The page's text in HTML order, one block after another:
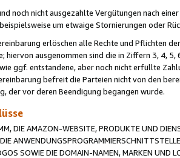
noch nicht ausgezahlte Vergütungen nach
um etwaige Stornierungen oder
erlöschen alle Rechte und Pflichten
hiervon ausgenommen sind die in Ziffern 3, 4,
ggf. entstandene, aber noch nicht erfüllte
befreit die Parteien nicht von den
der vor deren Beendigung begangen wurde.
DIE AMAZON-WEBSITE, PRODUKTE UND
SOWIE DIE DOMAIN-NAMEN, MARKEN UND